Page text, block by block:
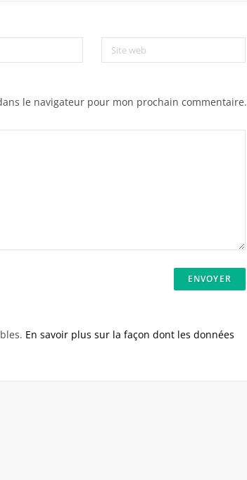
Site web
le navigateur pour mon prochain commentaire.
En savoir plus sur la façon dont les données